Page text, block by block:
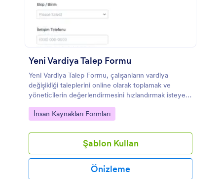
Yeni Vardiya Talep Formu
Yeni Vardiya Talep Formu, çalışanların vardiya
değişikliği taleplerini online olarak toplamak ve
yöneticilerin değerlendirmesini hızlandırmak isteyen
vardiya bazlı ekipler için ideal bir form şablonudur.
Go to Category:
İnsan Kaynakları Formları
Şablon Kullan
Önizleme